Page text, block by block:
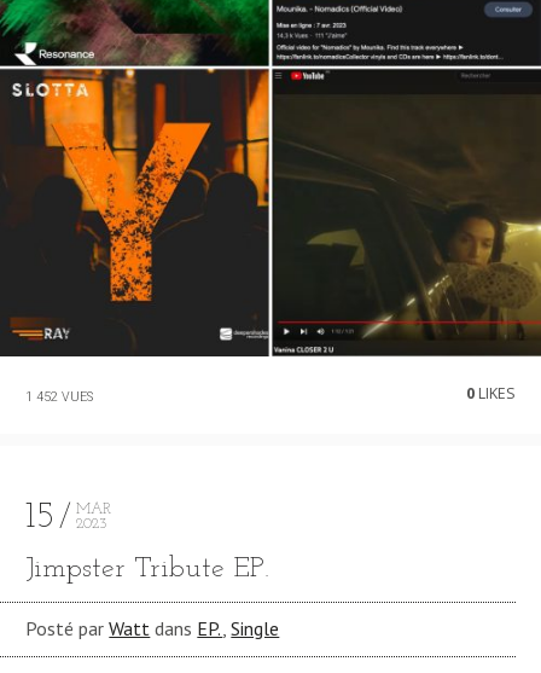
1 452 VUES 0LIKES
15
MAR
2023
Jimpster Tribute EP.
Posté parWatt dans EP.,Single